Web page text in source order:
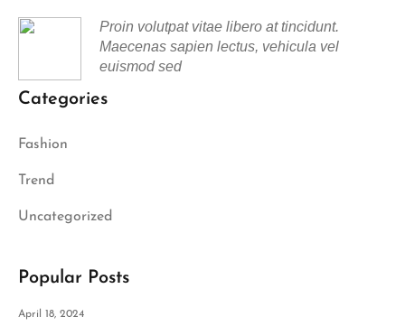
Proin volutpat vitae libero at tincidunt.
Maecenas sapien lectus, vehicula vel
euismod sed
Categories
Fashion
Trend
Uncategorized
Popular Posts
April 18, 2024